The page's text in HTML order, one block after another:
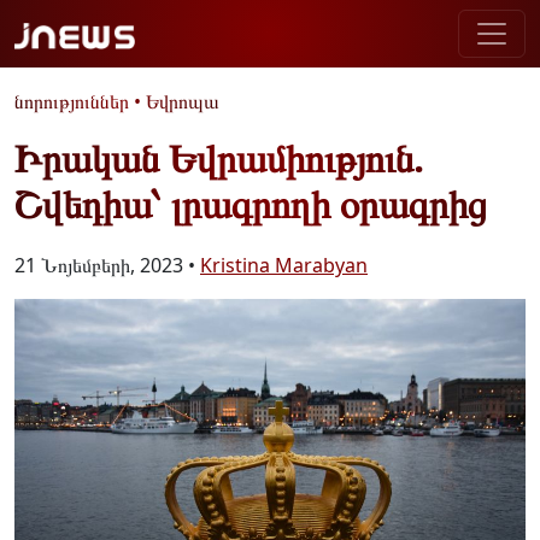
նորություններ • Եվրոպա
Իրական Եվրամիություն.
Շվեդիա՝ լրագրողի օրագրից
21 Նոյեմբերի, 2023 • Kristina Marabyan